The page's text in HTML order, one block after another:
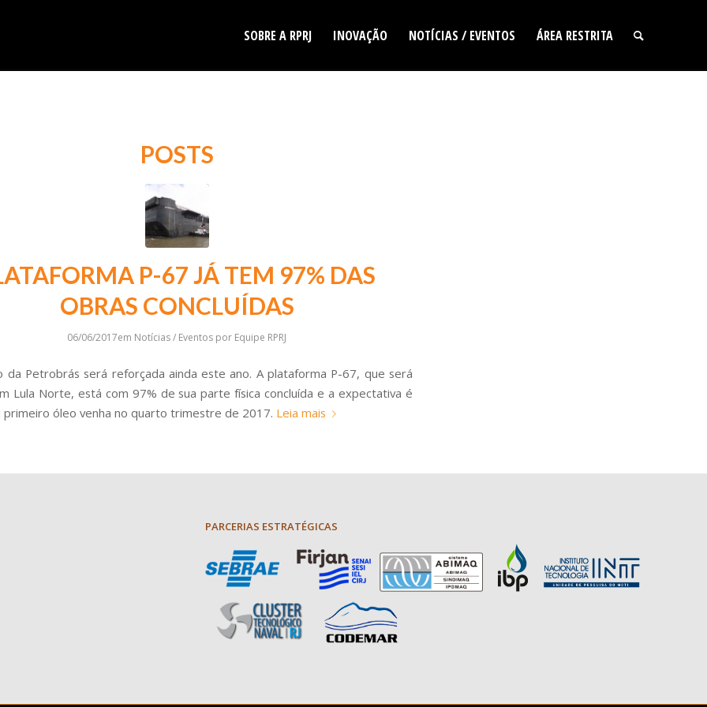
SOBRE A RPRJ INOVAÇÃO NOTÍCIAS / EVENTOS ÁREA RESTRITA
POSTS
P-67 JÁ TEM 97% DAS
OBRAS CONCLUÍDAS
06/06/2017em Notícias / Eventos por Equipe RPRJ
da Petrobrás será reforçada ainda este ano. A plataforma P-67, que será
Lula Norte, está com 97% de sua parte física concluída e a expectativa é
primeiro óleo venha no quarto trimestre de 2017. Leia mais
PARCERIAS ESTRATÉGICAS